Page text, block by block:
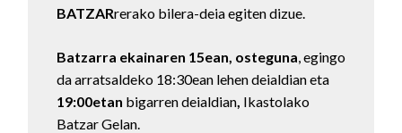
BATZARrerako bilera-deia egiten dizue.
Batzarra ekainaren 15ean, osteguna , egingo
daarratsaldeko 18:30ean lehen deialdian eta
19:00etan bigarren deialdian Ikastolako
Batzar Gelan.